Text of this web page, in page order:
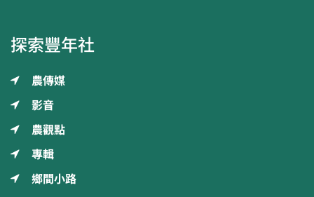
探索豐年社
農傳媒
影音
農觀點
專輯
鄉間小路